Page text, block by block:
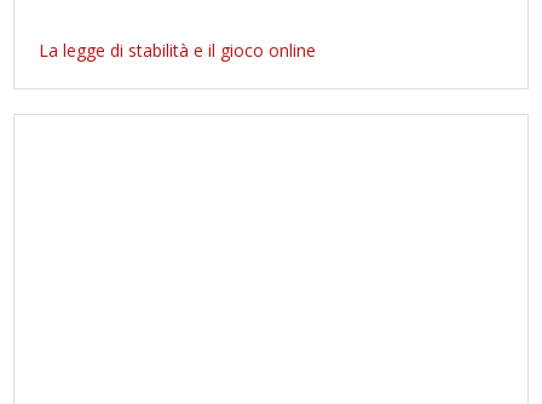
La legge di stabilità e il gioco online